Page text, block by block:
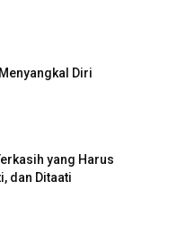
Diri
yang Harus
dan Ditaati